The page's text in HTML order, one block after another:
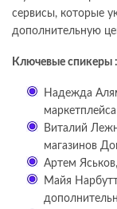
сервисы, которые
дополнительную
Ключевые спикеры :
Надежда
Виталий
магазинов
Артем
Майя